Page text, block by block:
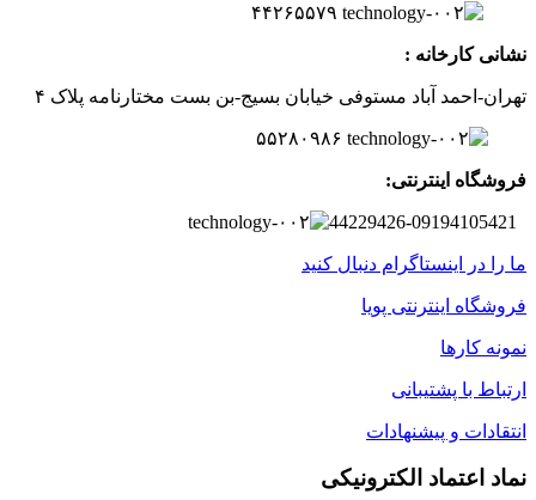
۲۶۵۵۷۹
نشانی کارخانه :
تهران- احمد آباد مستوفی خیابان بسیج-بن بست مختارنامه پلاک ۴
فروشگاه اینترنتی:
44229426-09194105421
ما را در اینستاگرام دنبال کنید
فروشگاه اینترنتی پویا
نمونه کارها
ارتباط با پشتیبانی
انتقادات و پیشنهادات
نماد اعتماد الکترونیکی